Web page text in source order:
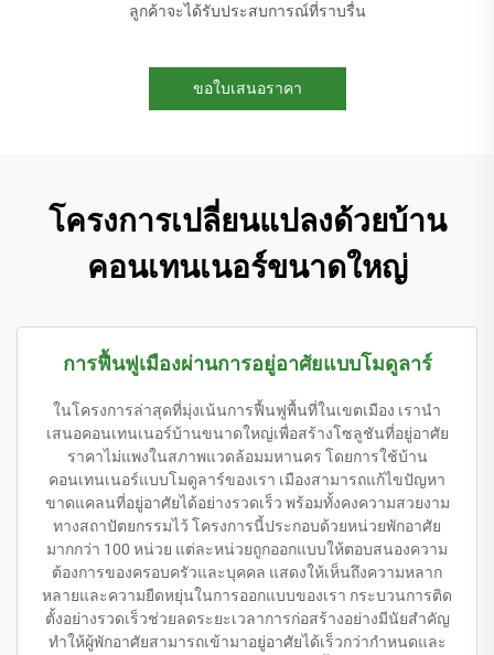
ลูกค้าจะได้รับประสบการณ์ที่ราบรื่น
ขอใบเสนอราคา
โครงการเปลี่ยนแปลงด้วยบ้าน
คอนเทนเนอร์ขนาดใหญ่
การฟื้นฟูเมืองผ่านการอยู่อาศัยแบบโมดูลาร์
ในโครงการล่าสุดที่มุ่งเน้นการฟื้นฟูพื้นที่ในเขตเมือง เรานำ
เสนอคอนเทนเนอร์บ้านขนาดใหญ่เพื่อสร้างโซลูชันที่อยู่อาศัย
ราคาไม่แพงในสภาพแวดล้อมมหานคร โดยการใช้บ้าน
คอนเทนเนอร์แบบโมดูลาร์ของเรา เมืองสามารถแก้ไขปัญหา
ขาดแคลนที่อยู่อาศัยได้อย่างรวดเร็ว พร้อมทั้งคงความสวยงาม
ทางสถาปัตยกรรมไว้ โครงการนี้ประกอบด้วยหน่วยพักอาศัย
มากกว่า 100 หน่วย แต่ละหน่วยถูกออกแบบให้ตอบสนองความ
ต้องการของครอบครัวและบุคคล แสดงให้เห็นถึงความหลาก
หลายและความยืดหยุ่นในการออกแบบของเรา กระบวนการติด
ตั้งอย่างรวดเร็วช่วยลดระยะเวลาการก่อสร้างอย่างมีนัยสำคัญ
ทำให้ผู้พักอาศัยสามารถเข้ามาอยู่อาศัยได้เร็วกว่ากำหนดและ